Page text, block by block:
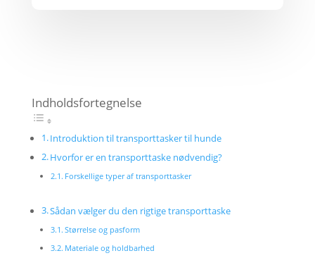
Indholdsfortegnelse
Introduktion til transporttasker til hunde
Hvorfor er en transporttaske nødvendig?
Forskellige typer af transporttasker
Sådan vælger du den rigtige transporttaske
Størrelse og pasform
Materiale og holdbarhed